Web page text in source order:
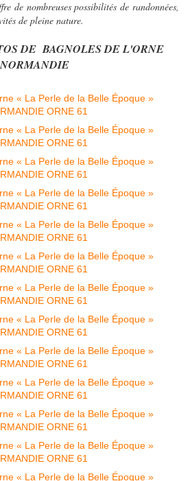
de nombreuses possibilités de randonnées,
de pleine nature.
DE BAGNOLES DE L'ORNE
NORMANDIE